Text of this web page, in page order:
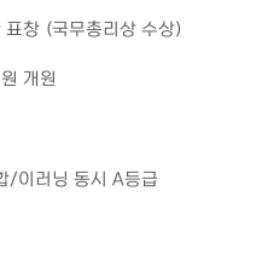
창 (국무총리상 수상)
개원
/이러닝 동시 A등급